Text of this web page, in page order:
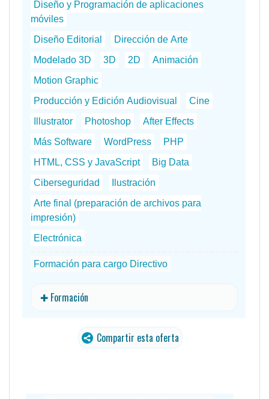
Diseño y Programación de aplicaciones
móviles
Diseño Editorial
Dirección de Arte
Modelado 3D
3D 2D
Animación
Motion Graphic
Producción y Edición Audiovisual
Cine
Illustrator
Photoshop
After Effects
Más Software
WordPress
PHP
HTML, CSS y JavaScript
Big Data
Ciberseguridad
Ilustración
Arte final (preparación de archivos para
impresión)
Electrónica
Formación para cargo Directivo
✚ Formación
Compartir esta oferta